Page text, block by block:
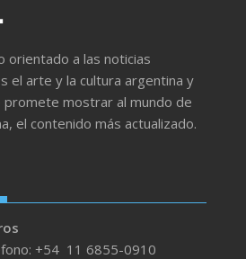
orientado a las noticias
el arte y la cultura argentina y
promete mostrar al mundo de
el contenido más actualizado.
+54 11 6855-0910